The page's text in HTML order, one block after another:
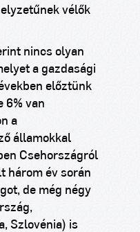
vélők
nincs olyan
a gazdasági
előztünk
6% van
a
államokkal
Csehországról
három év során
de még négy
Szlovénia) is